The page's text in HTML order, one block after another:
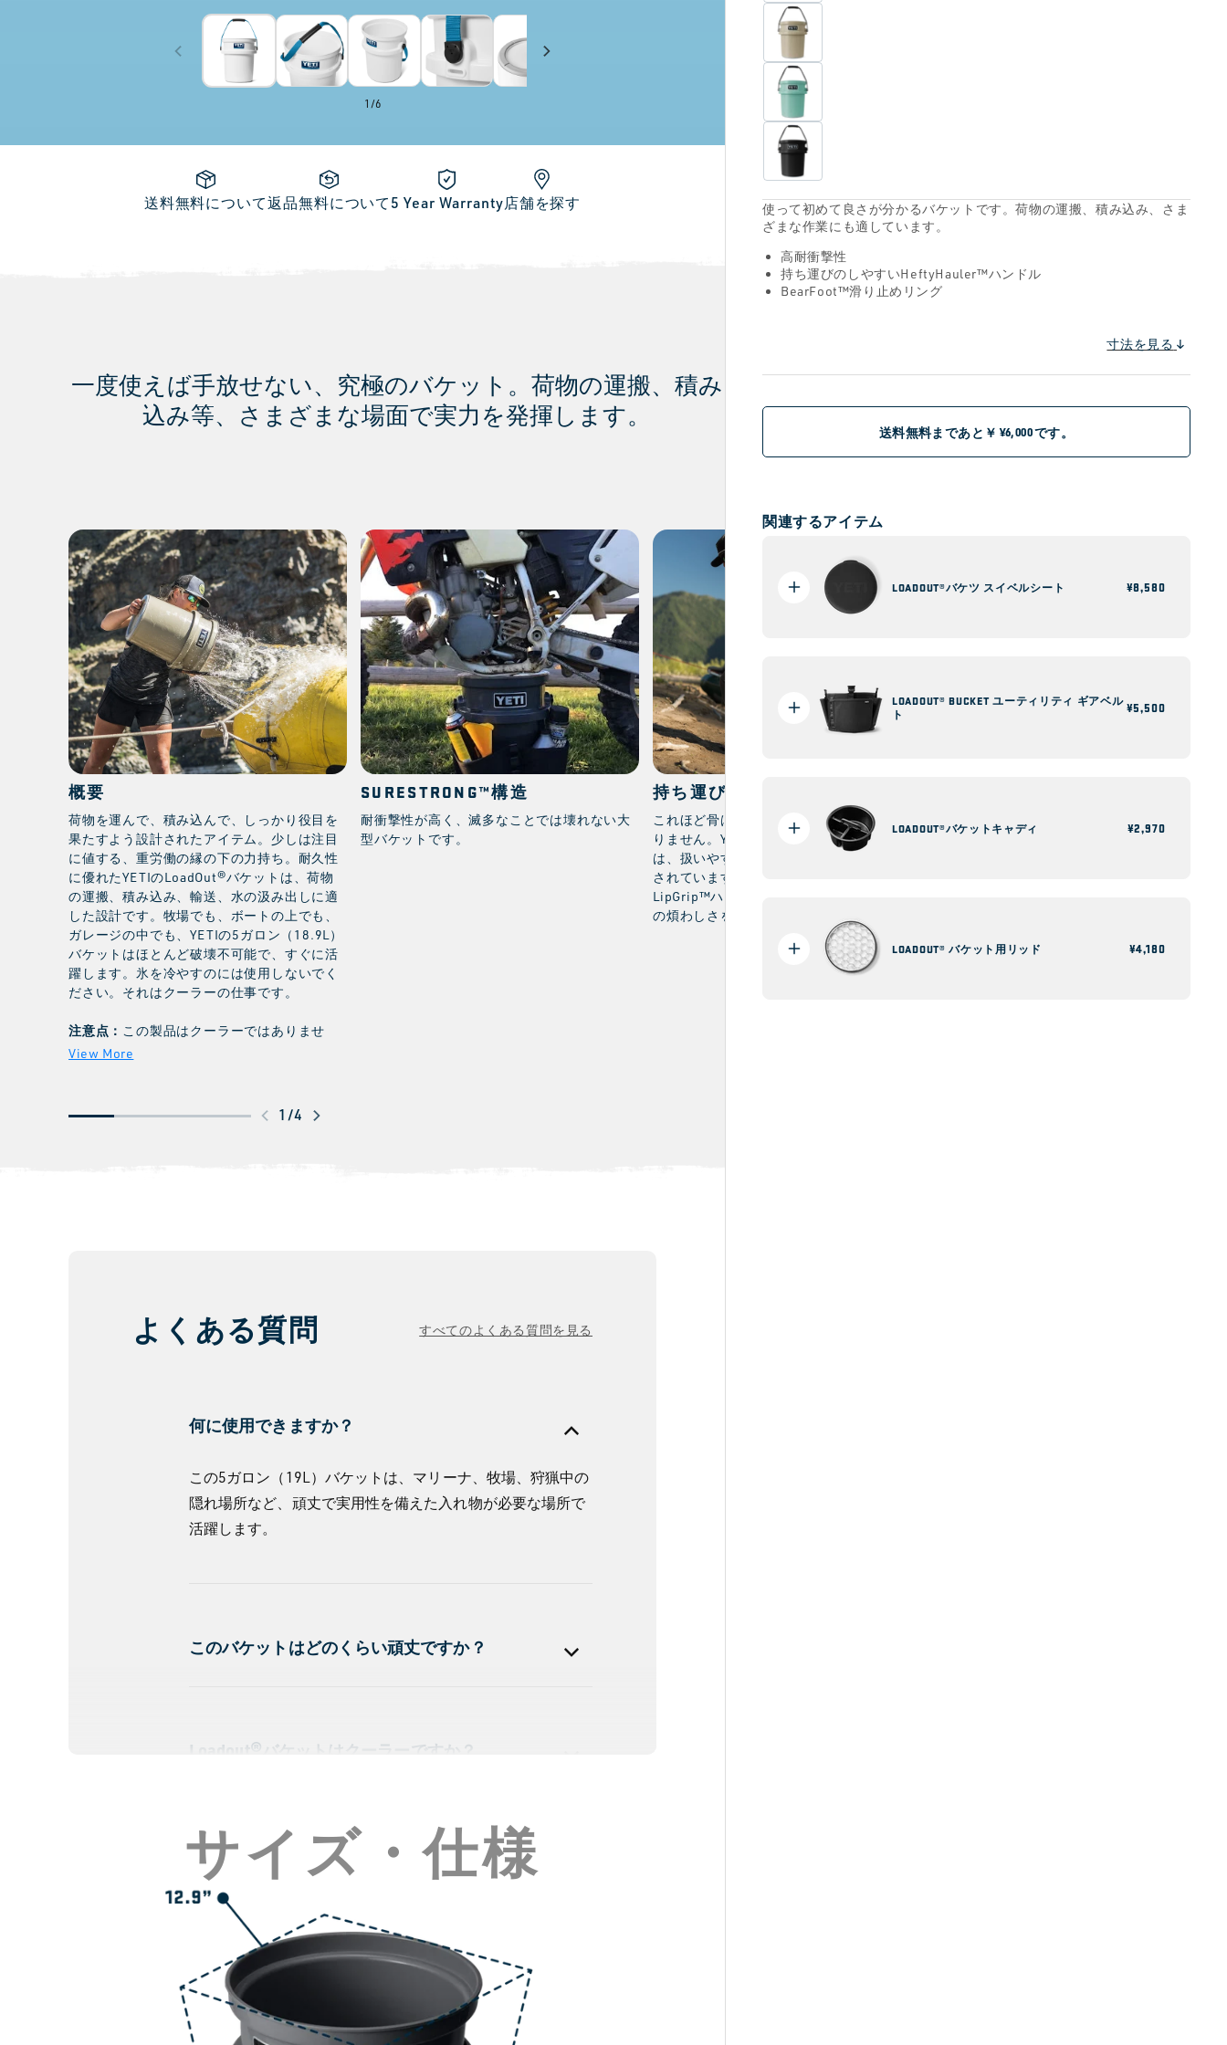
1 /
of6
使って初めて良さが分かるバケットです。荷物の運搬、積み込み、さま
ざまな作業にも適しています。
高耐衝撃性
持ち運びのしやすいHeftyHauler™ハンドル
BearFoot™滑り止めリング
寸法を見る
送料無料まであと￥ ¥6,000です。
関連するアイテム
LOADOUT®バケツ スイベルシート 通
¥8,580
LOADOUT® BUCKET ユーティリティ ギアベル
ト
通
¥5,500
LOADOUT®バケットキャディ 通
¥2,970
LOADOUT® バケット用リッド 通
¥4,180
送料無料について返品無料について 5 Year Warranty店舗を探す
一度使えば手放せない、究極のバケット。荷物の運搬、積み
込み等、さまざまな場面で実力を発揮します。
概要
荷物を運んで、積み込んで、しっかり役目を
果たすよう設計されたアイテム。少しは注目
に値する、重労働の縁の下の力持ち。耐久性
に優れたYETIのLoadOut®バケットは、荷物
の運搬、積み込み、輸送、水の汲み出しに適
した設計です。牧場でも、ボートの上でも、
ガレージの中でも、YETIの5ガロン（18.9L）
バケットはほとんど破壊不可能で、すぐに活
躍します。氷を冷やすのには使用しないでく
ださい。それはクーラーの仕事です。
注意点： この製品はクーラーではありませ
ん。アクセサリーは別売りです。
SURESTRONG™構造
耐衝撃性が高く、滅多なことでは壊れない大
型バケットです。
持ち運び簡単
これほど骨ばった金属製のハンドルは他にあ
りません。YETIのHeftyHauler™ハンドル
は、扱いやすく簡単に持ち運べるように設計
されています。さらに、バケットを囲む
LipGrip™ハンドルが、重い荷物を持ち運ぶ際
の煩わしさを軽減します。
バケットはストラップかタイダウンキットで
1 /
ス
に
見
4
よくある質問 すべてのよくある質問を見る
何に使用できますか？
この5ガロン（19L）バケットは、マリーナ、牧場、狩猟中の
隠れ場所など、頑丈で実用性を備えた入れ物が必要な場所で
活躍します。
このバケットはどのくらい頑丈ですか？
Loadout®バケットはクーラーですか？
食品衛生基準に適合していますか？
積み重ねできますか？
サイズ・仕様